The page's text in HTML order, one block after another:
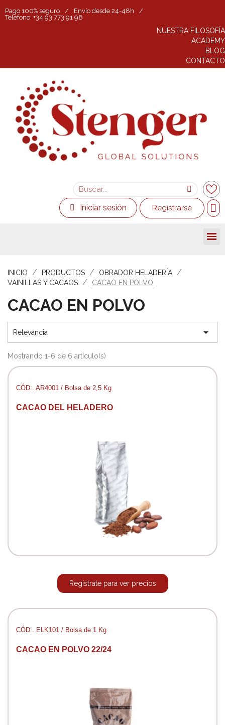
Pago 100% seguro / Envío desde 24-48h
/
Teléfono: +34 93 773 91 98
NUESTRA FILOSOFÍA
ACADEMY
BLOG
CONTACTO
Iniciar sesión Registrarse
INICIO PRODUCTOS
OBRADOR HELADERÍA
VAINILLAS Y CACAOS
CACAO EN POLVO
CACAO EN POLVO
Relevancia 
Mostrando 1-6 de 6 artículo(s)
CÓD:. AR4001 / Bolsa de 2,5 Kg
CACAO DEL HELADERO
Regístrate para ver precios
CÓD:. ELK101 / Bolsa de 1 Kg
CACAO EN POLVO 22/24